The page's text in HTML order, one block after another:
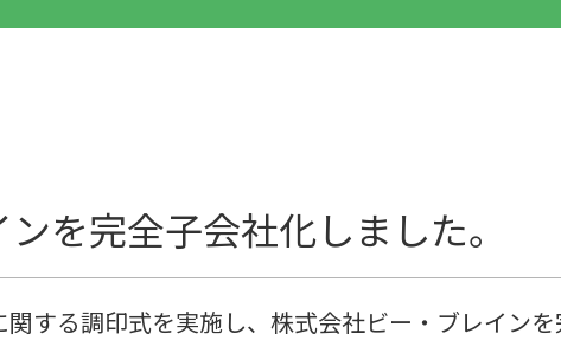
を完全子会社化しました。
する調印式を実施し、株式会社ビー・ブレインを